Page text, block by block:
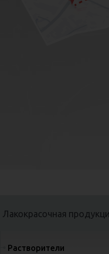
Лакокрасочная
Растворители